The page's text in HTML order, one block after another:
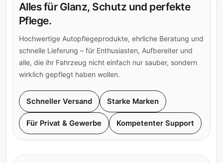
Alles für Glanz, Schutz und perfekte
Pflege.
Hochwertige Autopflegeprodukte, ehrliche Beratung und
schnelle Lieferung – für Enthusiasten, Aufbereiter und
alle, die ihr Fahrzeug nicht einfach nur sauber, sondern
wirklich gepflegt haben wollen.
Schneller Versand Starke Marken
Für Privat & Gewerbe Kompetenter Support